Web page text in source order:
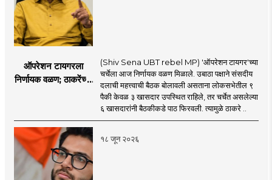
ऑपरेशन टायगरला
निर्णायक वळण; ठाकरेंच्या
विलीन होण्याचा प्रस्ताव?
(Shiv Sena UBT rebel MP) 'ऑपरेशन टायगर'च्या
चर्चेला आज निर्णायक वळण मिळाले. उबाठा पक्षाने संसदीय
दलाची महत्त्वाची बैठक बोलावली असताना लोकसभेतील ९
पैकी केवळ ३ खासदार उपस्थित राहिले, तर चर्चेत असलेल्या
६ खासदारांनी बैठकीकडे पाठ फिरवली. त्यामुळे ठाकरे ..
१८ जून २०२६